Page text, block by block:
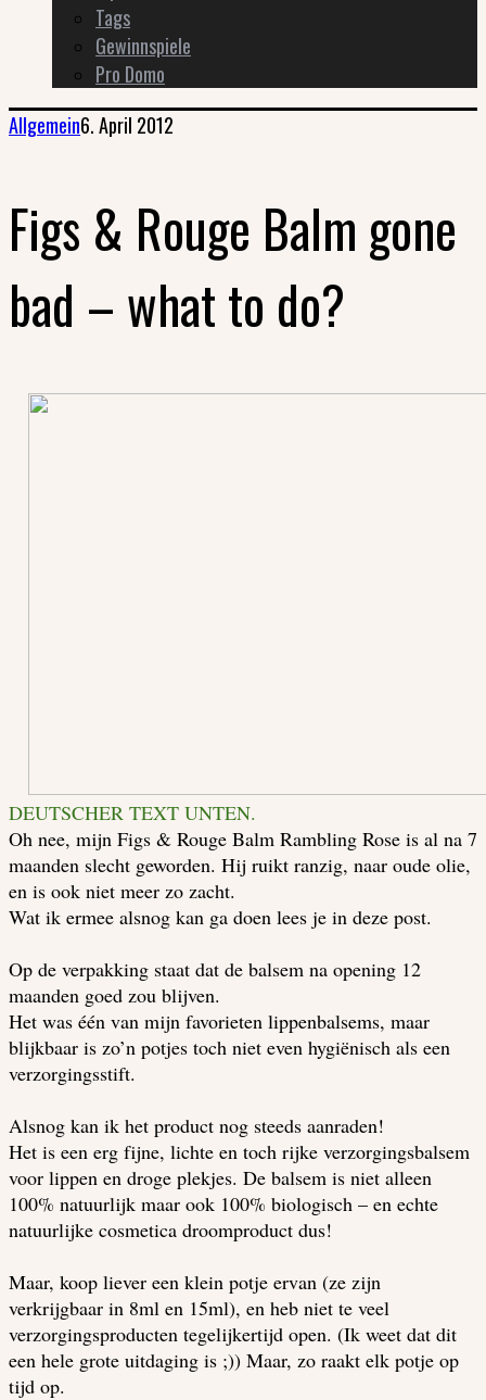
Tags
Gewinnspiele
Pro Domo
Allgemein6. April 2012
Figs & Rouge Balm gone
bad – what to do?
DEUTSCHER TEXT UNTEN.
Oh nee, mijn Figs & Rouge Balm Rambling Rose is al na 7
maanden slecht geworden. Hij ruikt ranzig, naar oude olie,
en is ook niet meer zo zacht.
Wat ik ermee alsnog kan ga doen lees je in deze post.
Op de verpakking staat dat de balsem na opening 12
maanden goed zou blijven.
Het was één van mijn favorieten lippenbalsems, maar
blijkbaar is zo’n potjes toch niet even hygiënisch als een
verzorgingsstift.
Alsnog kan ik het product nog steeds aanraden!
Het is een erg fijne, lichte en toch rijke verzorgingsbalsem
voor lippen en droge plekjes. De balsem is niet alleen
100% natuurlijk maar ook 100% biologisch – en echte
natuurlijke cosmetica droomproduct dus!
Maar, koop liever een klein potje ervan (ze zijn
verkrijgbaar in 8ml en 15ml), en heb niet te veel
verzorgingsproducten tegelijkertijd open. (Ik weet dat dit
een hele grote uitdaging is ;)) Maar, zo raakt elk potje op
tijd op.